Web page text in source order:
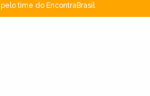
pelo time do EncontraBrasil